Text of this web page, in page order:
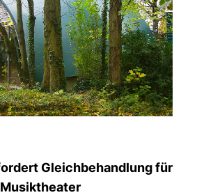
Gleichbehandlung für